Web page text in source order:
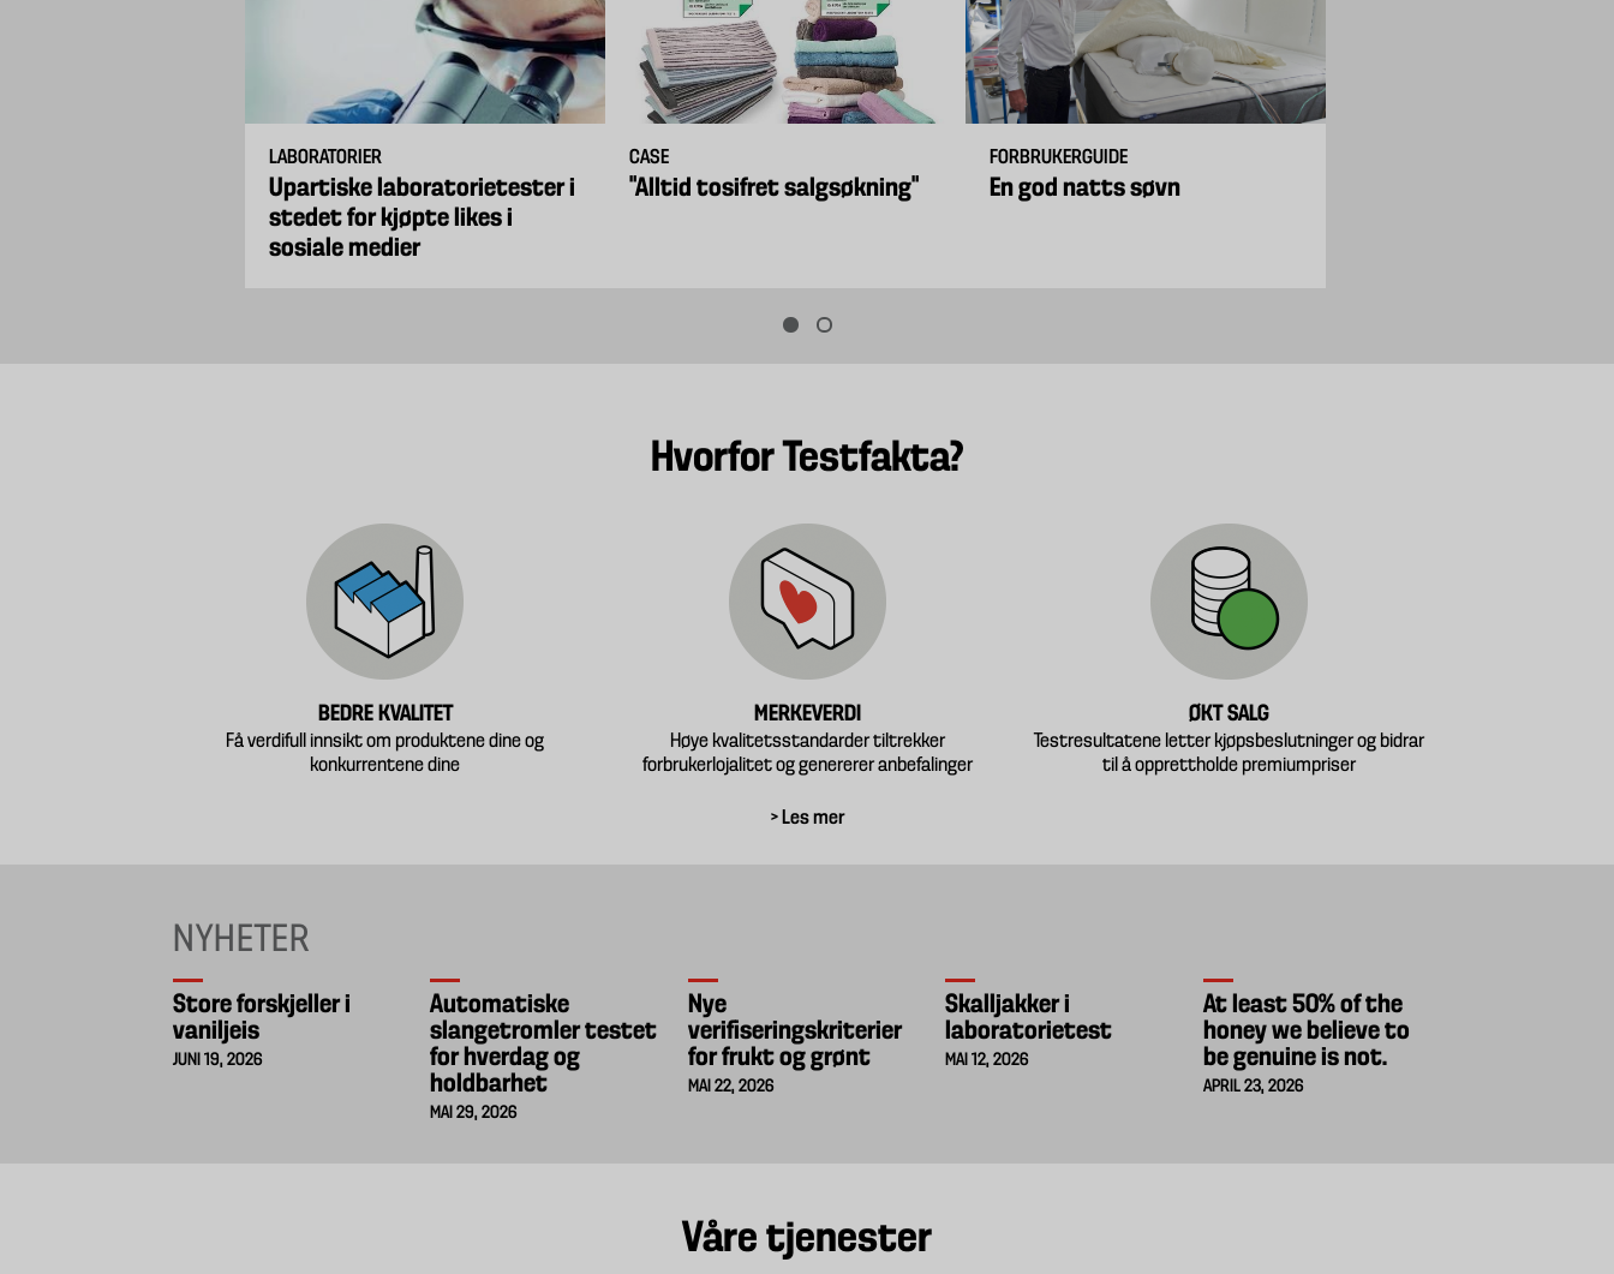
LABORATORIER
Upartiske laboratorietester i
stedet for kjøpte likes i
sosiale medier
CASE
"Alltid tosifret salgsøkning"
FORBRUKERGUIDE
En god natts søvn
Hvorfor Testfakta?
BEDRE KVALITET
Få verdifull innsikt om produktene dine og
konkurrentene dine
MERKEVERDI
Høye kvalitetsstandarder tiltrekker
forbrukerlojalitet og genererer anbefalinger
ØKT SALG
Testresultatene letter kjøpsbeslutninger og bidrar
til å opprettholde premiumpriser
> Les mer
NYHETER
Store forskjeller i
vaniljeis
JUNI 19, 2026
Automatiske
slangetromler testet
for hverdag og
holdbarhet
MAI 29, 2026
Nye
verifiseringskriterier
for frukt og grønt
MAI 22, 2026
Skalljakker i
laboratorietest
MAI 12, 2026
At least 50% of the
honey we believe to
be genuine is not.
APRIL 23, 2026
Våre tjenester